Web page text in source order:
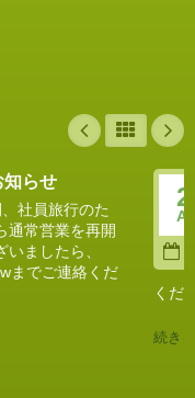
らせ
社員旅行のた
通常営業を再開
ましたら、
までご連絡くだ
くだ
続き